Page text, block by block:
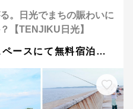
。日光でまちの賑わいに
【TENJIKU日光】
・『TORCH』屋内スペースにて無料宿泊（1組2名まで） ・『TORCH』のコワーキングスペース利用 ・地域住民や利用者との交流機会 ・ランチ会や交流イベントへの参加の機会 ・日光で暮らすように過ごす体験